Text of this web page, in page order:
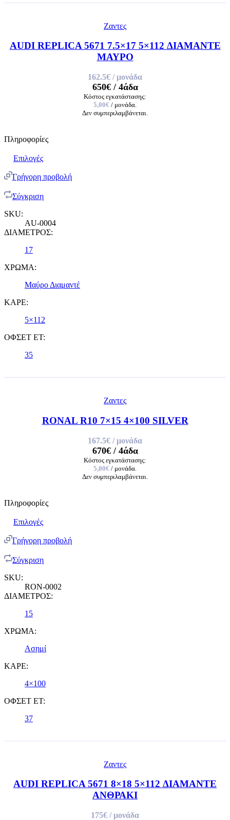
Ζαντες
AUDI REPLICA 5671 7.5×17 5×112 ΔΙΑΜΑΝΤΕ
ΜΑΥΡΟ
162.5€ / μονάδα
650€/ 4άδα
Κόστος εγκατάστασης:
5,00€ / μονάδα.
Δεν συμπεριλαμβάνεται.
Πληροφορίες
Επιλογές
Γρήγορη προβολή
Σύγκριση
SKU:
AU-0004
ΔΙΑΜΕΤΡΟΣ:
17
ΧΡΩΜΑ:
Μαύρο Διαμαντέ
ΚΑΡΕ:
5×112
ΟΦΣΕΤ ET:
35
Ζαντες
RONAL R10 7×15 4×100 SILVER
167.5€ / μονάδα
670€/ 4άδα
Κόστος εγκατάστασης:
5,00€ / μονάδα.
Δεν συμπεριλαμβάνεται.
Πληροφορίες
Επιλογές
Γρήγορη προβολή
Σύγκριση
SKU:
RON-0002
ΔΙΑΜΕΤΡΟΣ:
15
ΧΡΩΜΑ:
Ασημί
ΚΑΡΕ:
4×100
ΟΦΣΕΤ ET:
37
Ζαντες
AUDI REPLICA 5671 8×18 5×112 ΔΙΑΜΑΝΤΕ
ΑΝΘΡΑΚΙ
175€ / μονάδα